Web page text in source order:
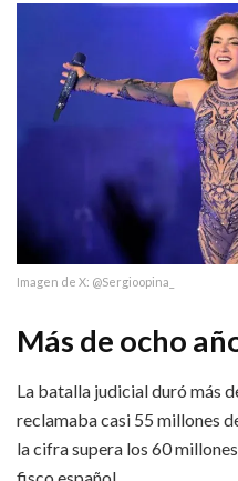
Imagen de X: @Sergioopina_
Más de ocho
La batalla judicial duró más
reclamaba casi 55 millones
la cifra supera los 60